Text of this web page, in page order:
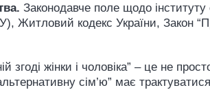
Законодавче поле щодо інституту
Житловий кодекс України, Закон
жінки і чоловіка” – це не
сім’ю” має